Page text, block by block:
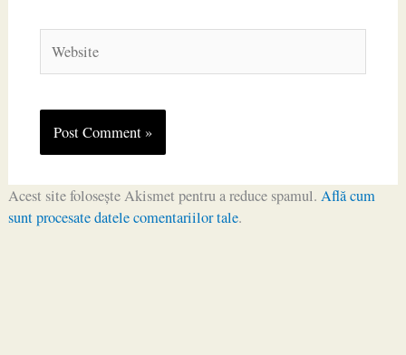
Acest site folosește Akismet pentru a reduce spamul. Află cum
sunt procesate datele comentariilor tale.